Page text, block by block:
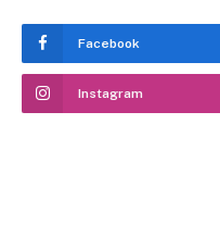
Facebook
Instagram